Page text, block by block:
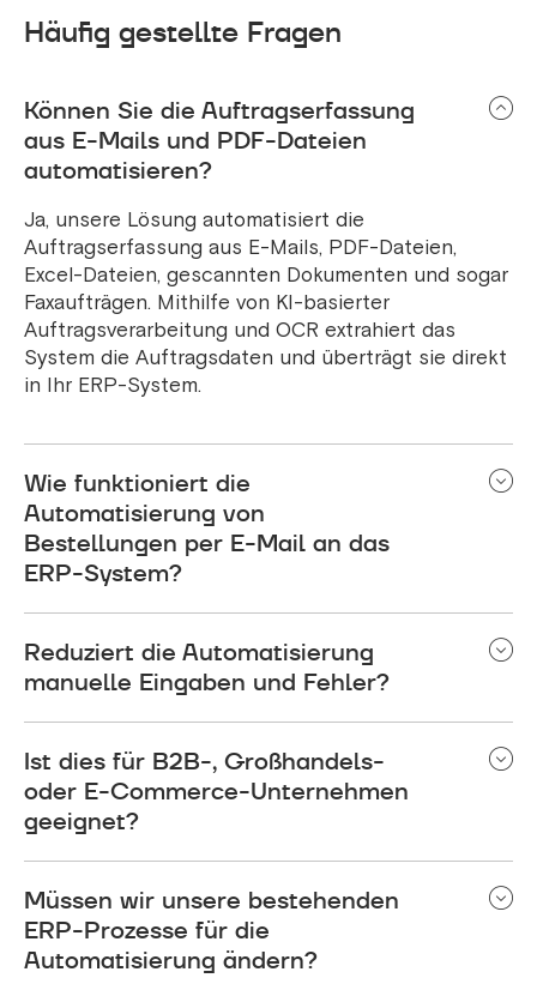
Häufig gestellte Fragen
Können Sie die Auftragserfassung
aus E-Mails und PDF-Dateien
automatisieren?
Ja, unsere Lösung automatisiert die
Auftragserfassung aus E-Mails, PDF-Dateien,
Excel-Dateien, gescannten Dokumenten und sogar
Faxaufträgen. Mithilfe von KI-basierter
Auftragsverarbeitung und OCR extrahiert das
System die Auftragsdaten und überträgt sie direkt
in Ihr ERP-System.
Wie funktioniert die
Automatisierung von
Bestellungen per E-Mail an das
ERP-System?
automatisch erkannt, mit OCR und KI gelesen,
anhand Ihrer ERP-Daten validiert und dann als
Reduziert die Automatisierung
manuelle Eingaben und Fehler?
Auftragserfassung können Sie die manuelle
Auftragsabwicklung reduzieren und die durch die
manuelle Dateneingabe verursachten
Fehlerquoten deutlich senken.
Ist dies für B2B-, Großhandels-
oder E-Commerce-Unternehmen
geeignet?
B2B-Bestellungen, die Bearbeitung von
Großhandelsbestellungen und E-Commerce-
Unternehmen entwickelt, die Kundenbestellungen
Müssen wir unsere bestehenden
ERP-Prozesse für die
Automatisierung ändern?